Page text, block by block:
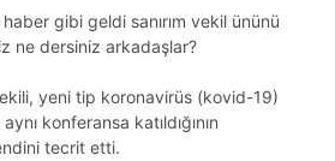
gibi geldi sanırım vekil ününü
ne dersiniz arkadaşlar?
yeni tip koronavirüs (kovid-19)
konferansa katıldığının
tecrit etti.